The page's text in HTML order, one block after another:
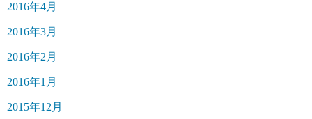
2016年4月
2016年3月
2016年2月
2016年1月
2015年12月